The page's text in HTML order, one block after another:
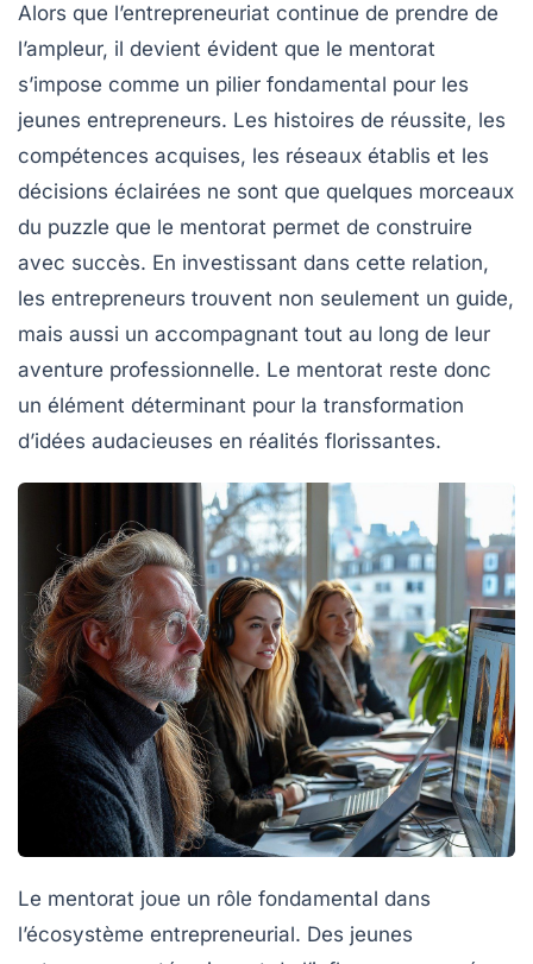
Alors que l’entrepreneuriat continue de prendre de
l’ampleur, il devient évident que le mentorat
s’impose comme un pilier fondamental pour les
jeunes entrepreneurs. Les histoires de réussite, les
compétences acquises, les réseaux établis et les
décisions éclairées ne sont que quelques morceaux
du puzzle que le mentorat permet de construire
avec succès. En investissant dans cette relation,
les entrepreneurs trouvent non seulement un guide,
mais aussi un accompagnant tout au long de leur
aventure professionnelle. Le mentorat reste donc
un élément déterminant pour la transformation
d’idées audacieuses en réalités florissantes.
Le mentorat joue un rôle fondamental dans
l’écosystème entrepreneurial. Des jeunes